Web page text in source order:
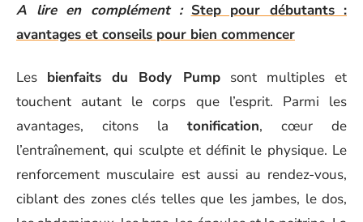
A lire en complément : Step pour débutants :
avantages et conseils pour bien commencer
Les bienfaits du Body Pumpsont multiples et
touchent autant le corps que l’esprit. Parmi les
avantages, citons la tonification, cœur de
l’entraînement, qui sculpte et définit le physique. Le
renforcement musculaire est aussi au rendez-vous,
ciblant des zones clés telles que les jambes, le dos,